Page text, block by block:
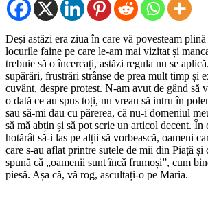
Deși astăzi era ziua în care vă povesteam
locurile faine pe care le-am mai vizitat și
trebuie să o încercați, astăzi regula nu se
supărări, frustrări strânse de prea mult timp și
cuvânt, despre protest. N-am avut de gând să
o dată ce au spus toți, nu vreau să intru în
sau să-mi dau cu părerea, că nu-i domeniul
să mă abțin și să pot scrie un articol decent. În
hotărât să-i las pe alții să vorbească, oameni
care s-au aflat printre sutele de mii din Piață și
spună că „oamenii sunt încă frumoși”, cum
piesă. Așa că, vă rog, ascultați-o pe Maria.